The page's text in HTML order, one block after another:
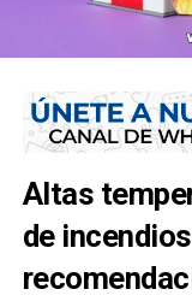
Altas
de